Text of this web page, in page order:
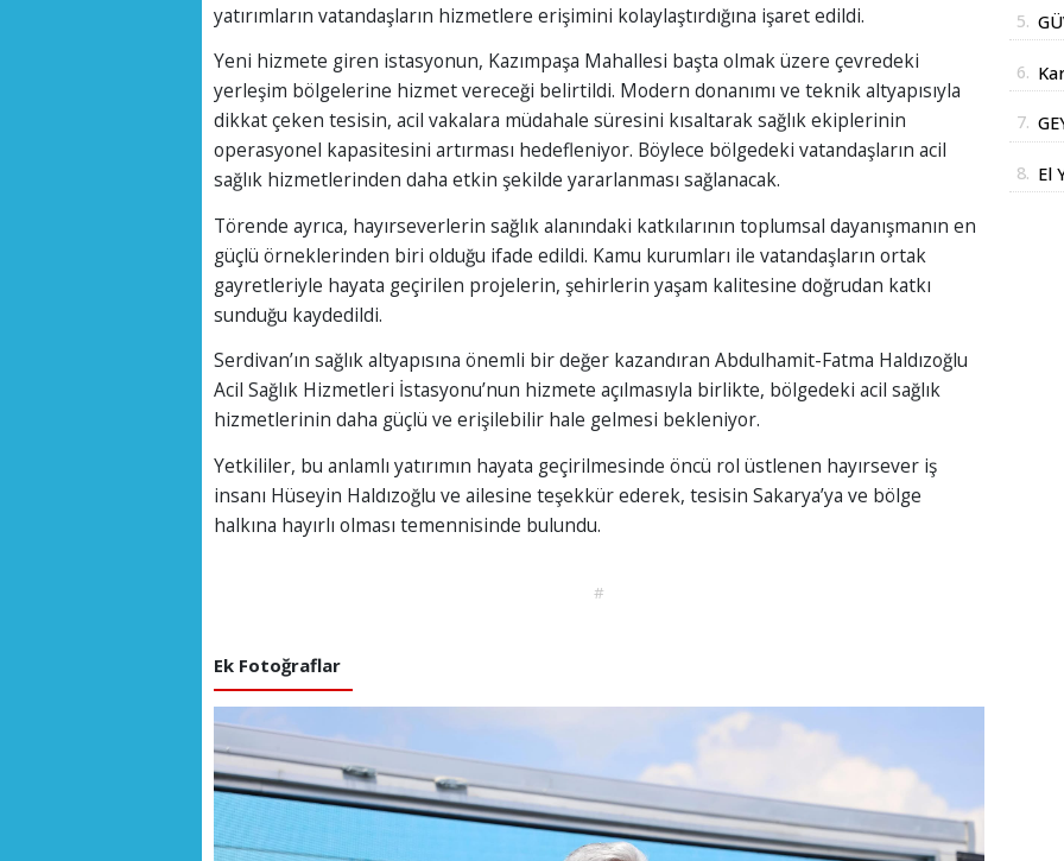
yatırımların vatandaşların hizmetlere erişimini kolaylaştırdığına işaret edildi.
Yeni hizmete giren istasyonun, Kazımpaşa Mahallesi başta olmak üzere çevredeki
yerleşim bölgelerine hizmet vereceği belirtildi. Modern donanımı ve teknik altyapısıyla
dikkat çeken tesisin, acil vakalara müdahale süresini kısaltarak sağlık ekiplerinin
operasyonel kapasitesini artırması hedefleniyor. Böylece bölgedeki vatandaşların acil
sağlık hizmetlerinden daha etkin şekilde yararlanması sağlanacak.
Törende ayrıca, hayırseverlerin sağlık alanındaki katkılarının toplumsal dayanışmanın en
güçlü örneklerinden biri olduğu ifade edildi. Kamu kurumları ile vatandaşların ortak
gayretleriyle hayata geçirilen projelerin, şehirlerin yaşam kalitesine doğrudan katkı
sunduğu kaydedildi.
Serdivan’ın sağlık altyapısına önemli bir değer kazandıran Abdulhamit-Fatma Haldızoğlu
Acil Sağlık Hizmetleri İstasyonu’nun hizmete açılmasıyla birlikte, bölgedeki acil sağlık
hizmetlerinin daha güçlü ve erişilebilir hale gelmesi bekleniyor.
Yetkililer, bu anlamlı yatırımın hayata geçirilmesinde öncü rol üstlenen hayırsever iş
insanı Hüseyin Haldızoğlu ve ailesine teşekkür ederek, tesisin Sakarya’ya ve bölge
halkına hayırlı olması temennisinde bulundu.
#
Ek Fotoğraflar
5.
6.
7.
8. El